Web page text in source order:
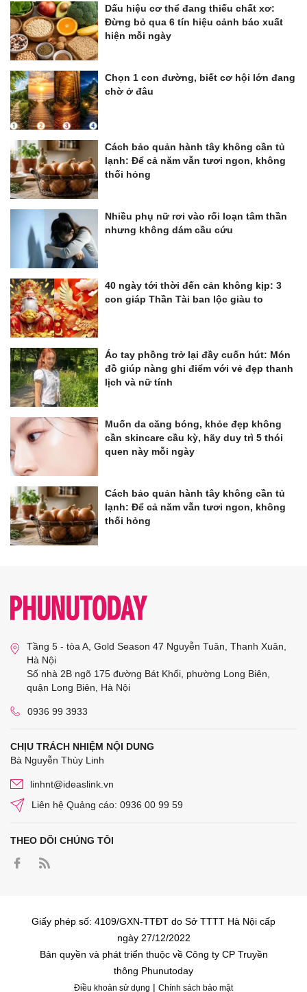
Dấu hiệu cơ thể đang thiếu chất xơ:
Đừng bỏ qua 6 tín hiệu cảnh báo xuất
hiện mỗi ngày
Chọn 1 con đường, biết cơ hội lớn đang
chờ ở đâu
Cách bảo quản hành tây không cần tủ
lạnh: Để cả năm vẫn tươi ngon, không
thối hỏng
Nhiều phụ nữ rơi vào rối loạn tâm thần
nhưng không dám cầu cứu
40 ngày tới thời đến cản không kịp: 3
con giáp Thần Tài ban lộc giàu to
Áo tay phồng trở lại đầy cuốn hút: Món
đồ giúp nàng ghi điểm với vẻ đẹp thanh
lịch và nữ tính
Muốn da căng bóng, khỏe đẹp không
cần skincare cầu kỳ, hãy duy trì 5 thói
quen này mỗi ngày
Cách bảo quản hành tây không cần tủ
lạnh: Để cả năm vẫn tươi ngon, không
thối hỏng
Tầng 5 - tòa A, Gold Season 47 Nguyễn Tuân, Thanh Xuân,
Hà Nội
Số nhà 2B ngõ 175 đường Bát Khối, phường Long Biên,
quận Long Biên, Hà Nội
0936 99 3933
CHỊU TRÁCH NHIỆM NỘI DUNG
Bà Nguyễn Thùy Linh
linhnt@ideaslink.vn
Liên hệ Quảng cáo: 0936 00 99 59
THEO DÕI CHÚNG TÔI
Giấy phép số: 4109/GXN-TTĐT do Sở TTTT Hà Nội cấp
ngày 27/12/2022
Bản quyền và phát triển thuộc về Công ty CP Truyền
thông Phunutoday
Điều khoản sử dụng | Chính sách bảo mật